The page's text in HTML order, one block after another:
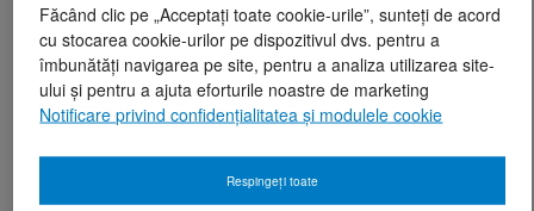
Făcând clic pe „Acceptați toate cookie-urile”, sunteți de acord
cu stocarea cookie-urilor pe dispozitivul dvs. pentru a
îmbunătăți navigarea pe site, pentru a analiza utilizarea site-
ului și pentru a ajuta eforturile noastre de marketing
Notificare privind confidențialitatea și modulele cookie
Respingeți toate